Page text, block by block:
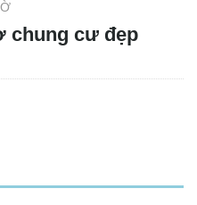
chung cư đẹp